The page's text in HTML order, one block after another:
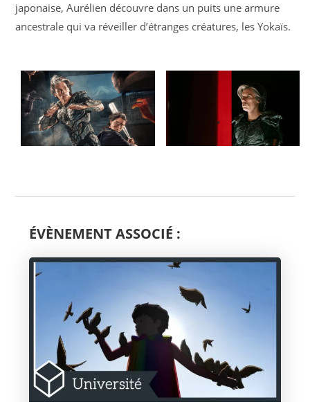
japonaise, Aurélien découvre dans un puits une armure
ancestrale qui va réveiller d’étranges créatures, les Yokaïs.
ÉVÈNEMENT ASSOCIÉ :